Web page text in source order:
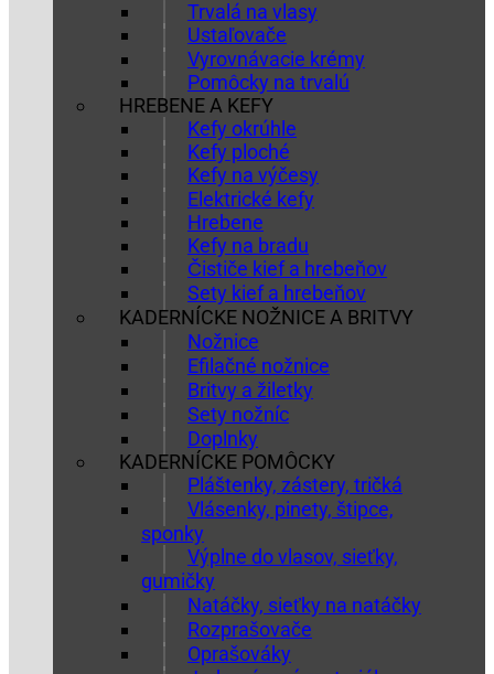
Trvalá na vlasy
Ustaľovače
Vyrovnávacie krémy
Pomôcky na trvalú
HREBENE A KEFY
Kefy okrúhle
Kefy ploché
Kefy na výčesy
Elektrické kefy
Hrebene
Kefy na bradu
Čističe kief a hrebeňov
Sety kief a hrebeňov
KADERNÍCKE NOŽNICE A BRITVY
Nožnice
Efilačné nožnice
Britvy a žiletky
Sety nožníc
Doplnky
KADERNÍCKE POMÔCKY
Pláštenky, zástery, tričká
Vlásenky, pinety, štipce,
sponky
Výplne do vlasov, sieťky,
gumičky
Natáčky, sieťky na natáčky
Rozprašovače
Oprašováky